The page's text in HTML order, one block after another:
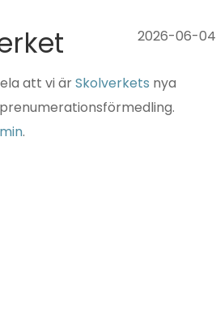
2026-06-04
att vi ärSkolverkets nya
.